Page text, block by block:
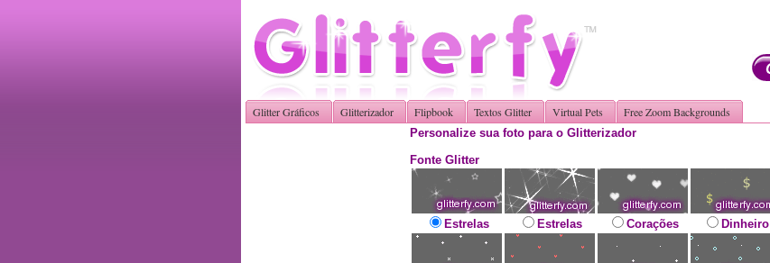
Glitter Gráficos Glitterizador Flipbook Textos Glitter Virtual Pets Free Zoom Backgrounds
Personalize sua foto para o Glitterizador
Fonte Glitter
Estrelas Estrelas Corações Dinheiro